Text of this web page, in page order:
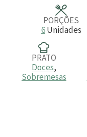
PORÇÕES
6 Unidades
PRATO
Doces,
Sobremesas